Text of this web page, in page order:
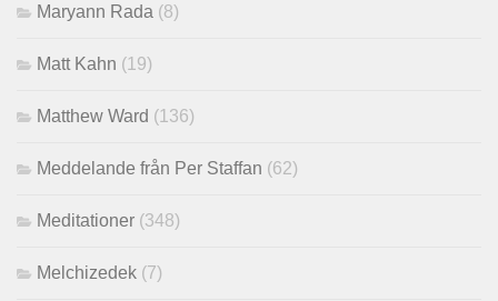
Maryann Rada (8)
Matt Kahn (19)
Matthew Ward (136)
Meddelande från Per Staffan (62)
Meditationer (348)
Melchizedek (7)